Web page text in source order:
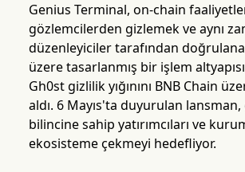
Genius Terminal, on-chain
gözlemcilerden gizlemek ve aynı
düzenleyiciler tarafından
üzere tasarlanmış bir işlem
Gh0st gizlilik yığınını BNB Chain
aldı. 6 Mayıs'ta duyurulan
bilincine sahip yatırımcıları ve
ekosisteme çekmeyi hedefliyor.